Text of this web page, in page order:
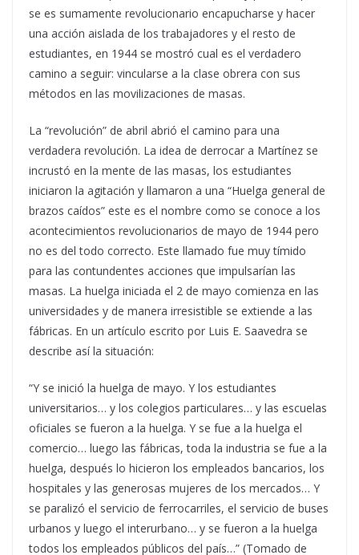
se es sumamente revolucionario encapucharse y hacer
una acción aislada de los trabajadores y el resto de
estudiantes, en 1944 se mostró cual es el verdadero
camino a seguir: vincularse a la clase obrera con sus
métodos en las movilizaciones de masas.
La “revolución” de abril abrió el camino para una
verdadera revolución. La idea de derrocar a Martínez se
incrustó en la mente de las masas, los estudiantes
iniciaron la agitación y llamaron a una “Huelga general de
brazos caídos” este es el nombre como se conoce a los
acontecimientos revolucionarios de mayo de 1944 pero
no es del todo correcto. Este llamado fue muy tímido
para las contundentes acciones que impulsarían las
masas. La huelga iniciada el 2 de mayo comienza en las
universidades y de manera irresistible se extiende a las
fábricas. En un artículo escrito por Luis E. Saavedra se
describe así la situación:
“Y se inició la huelga de mayo. Y los estudiantes
universitarios… y los colegios particulares… y las escuelas
oficiales se fueron a la huelga. Y se fue a la huelga el
comercio… luego las fábricas, toda la industria se fue a la
huelga, después lo hicieron los empleados bancarios, los
hospitales y las generosas mujeres de los mercados… Y
se paralizó el servicio de ferrocarriles, el servicio de buses
urbanos y luego el interurbano… y se fueron a la huelga
todos los empleados públicos del país…” (Tomado de